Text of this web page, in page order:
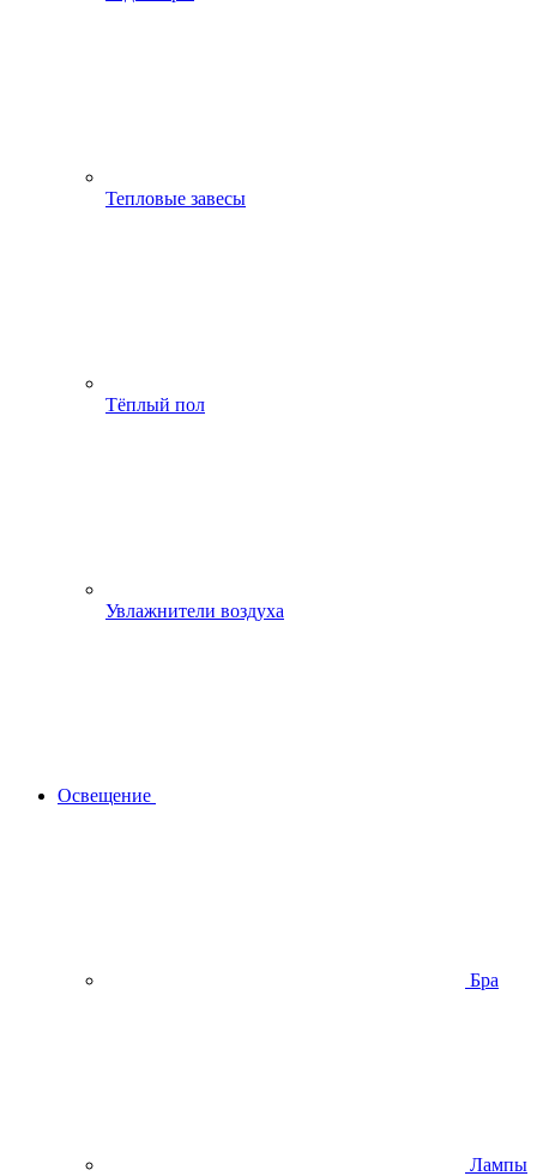
Тепловые завесы
Тёплый пол
Увлажнители воздуха
Освещение
Бра
Лампы